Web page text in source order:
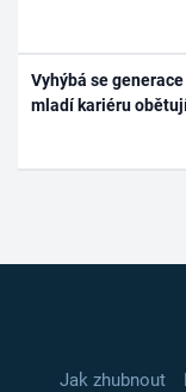
Vyhýbá se
mladí kariéru
Jak zhubnout